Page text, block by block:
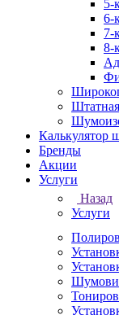
5-
6-
7-
8-
Калькулятор
Бренды
Акции
Услуги
Назад
Услуги